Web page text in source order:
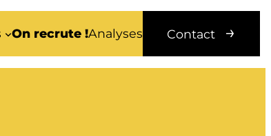
On recrute !Analyses Contact